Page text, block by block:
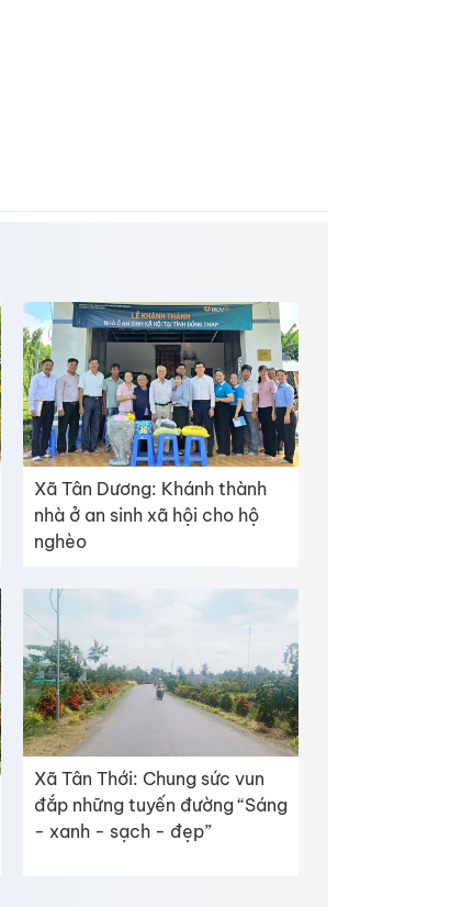
Xã Tân Dương: Khánh thành
nhà ở an sinh xã hội cho hộ
nghèo
Xã Tân Thới: Chung sức vun
đắp những tuyến đường “Sáng
- xanh - sạch - đẹp”